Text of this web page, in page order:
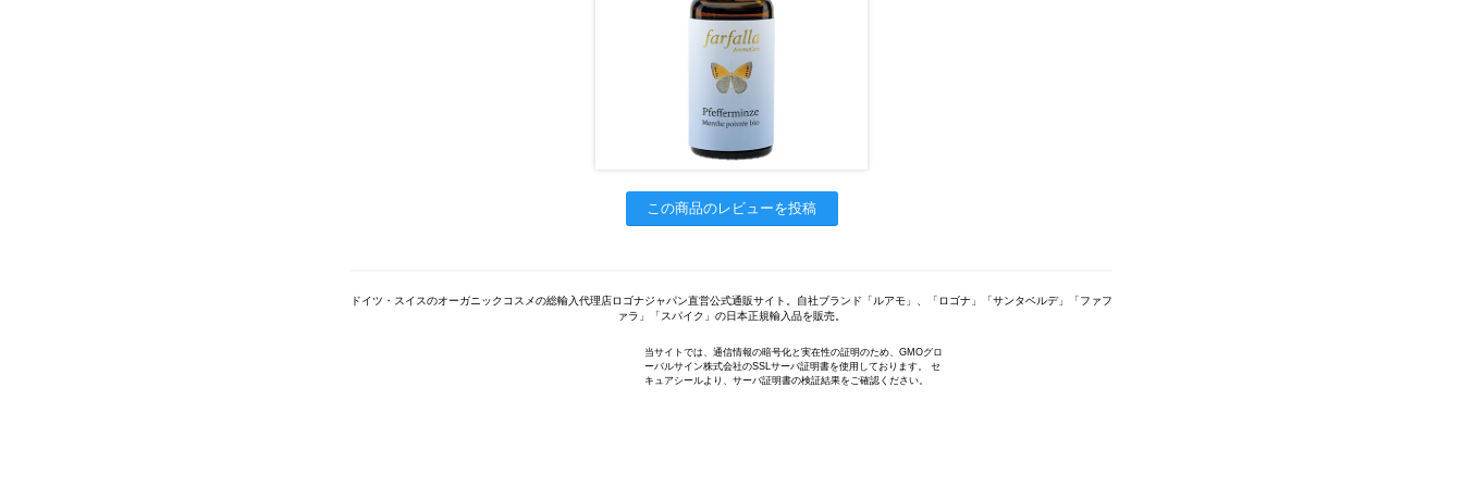
この商品のレビューを投稿
ドイツ・スイスのオーガニックコスメの総輸入代理店ロゴナジャパン直営公式通販サイト。自社ブランド「ルアモ」、「ロゴナ」「サンタベルデ」「ファフ
ァラ」「スパイク」の日本正規輸入品を販売。
当サイトでは、通信情報の暗号化と実在性の証明のため、GMOグロ
ーバルサイン株式会社のSSLサーバ証明書を使用しております。 セ
キュアシールより、サーバ証明書の検証結果をご確認ください。